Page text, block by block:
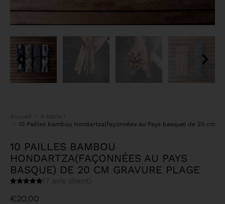
Vous êtes ici :
Accueil
A table !
10 Pailles bambou Hondartza(façonnées au Pays basque) de 20 cm
10 PAILLES BAMBOU
HONDARTZA(FAÇONNÉES AU PAYS
BASQUE) DE 20 CM GRAVURE PLAGE
sur 5 basé
( 7 avis client)
€20,00